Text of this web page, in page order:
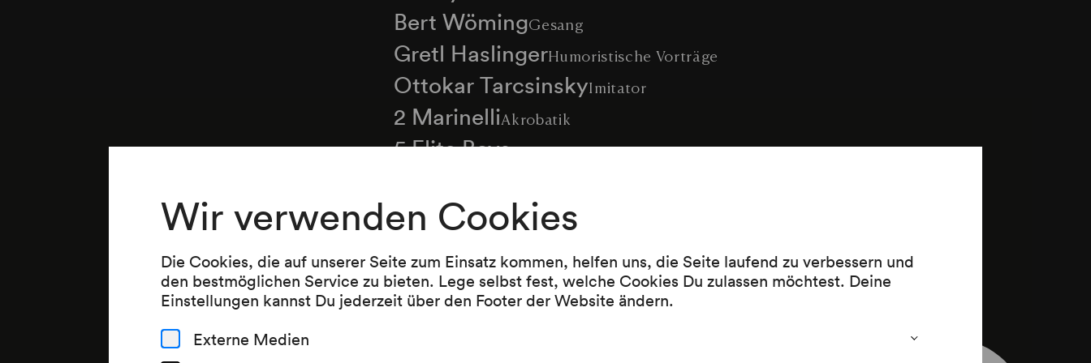
Wir verwenden Cookies
Die Cookies, die auf unserer Seite zum Einsatz kommen, helfen uns, die Seite laufend zu verbessern und
den bestmöglichen Service zu bieten. Lege selbst fest, welche Cookies Du zulassen möchtest. Deine
Einstellungen kannst Du jederzeit über den Footer der Website ändern.
Externe Medien
Bert WömingGesang
Gretl HaslingerHumoristische Vorträge
Ottokar TarcsinskyImitator
2 MarinelliAkrobatik
5 Elite Boys
Christian-Dancers
5 Sanguiniker
Richard Eybner Humoristische Vorträge
Mehr anzeigen